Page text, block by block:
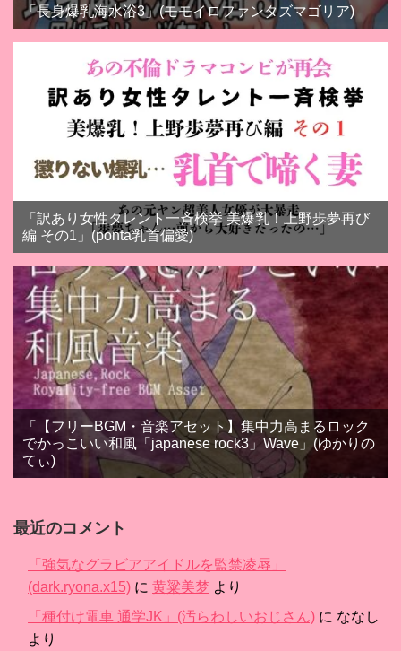
「長身爆乳海水浴3」(モモイロファンタズマゴリア)
「訳あり女性タレント一斉検挙 美爆乳！上野歩夢再び
編 その1」(ponta乳首偏愛)
「【フリーBGM・音楽アセット】集中力高まるロック
でかっこいい和風「japanese rock3」Wave」(ゆかりの
てぃ)
最近のコメント
「強気なグラビアアイドルを監禁凌辱」
(dark.ryona.x15) に 黄粱美梦 より
「種付け電車 通学JK」(汚らわしいおじさん) に ななし
より